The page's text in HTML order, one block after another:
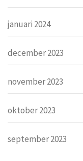
januari 2024
december 2023
november 2023
oktober 2023
september 2023